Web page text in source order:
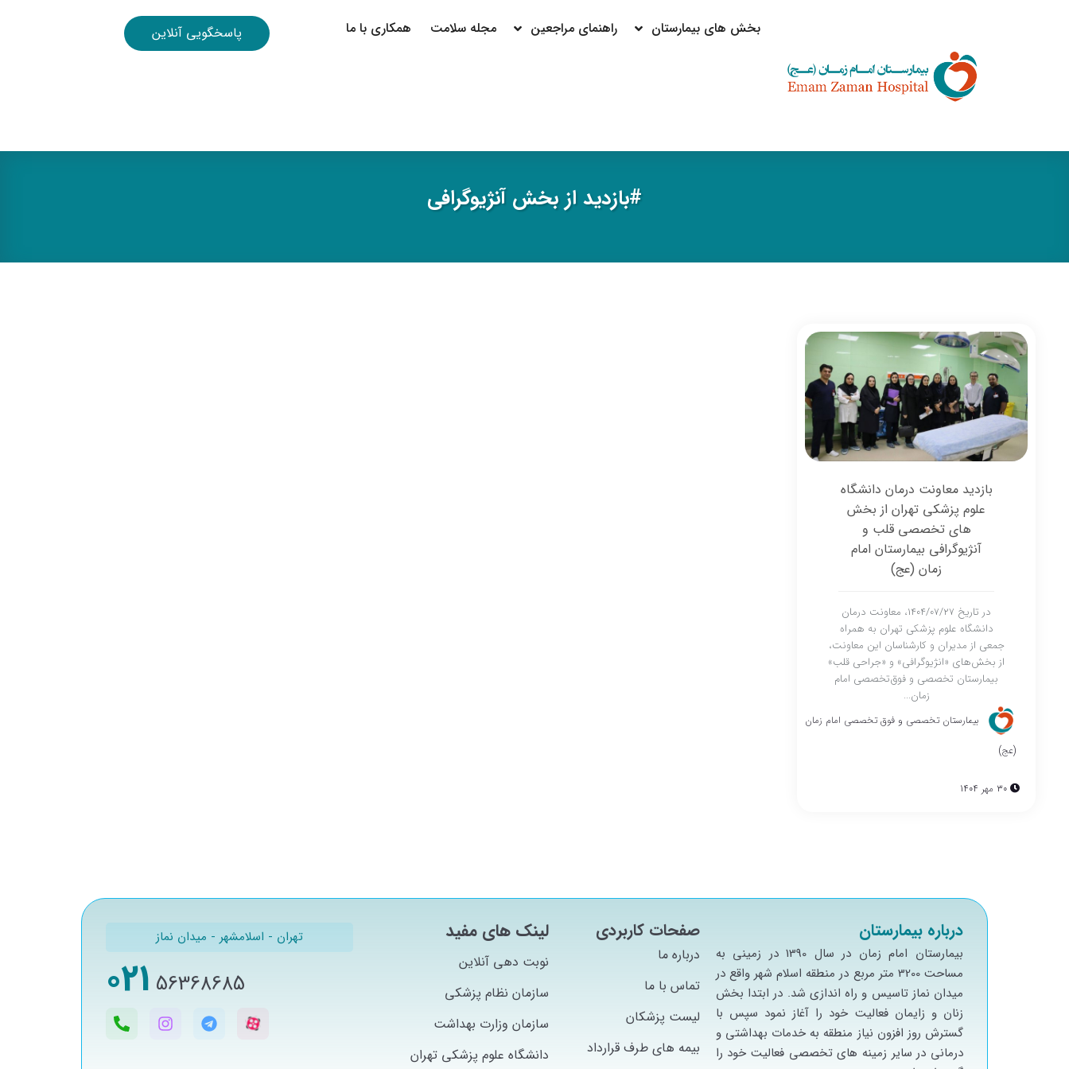
بخش های بیمارستان راهنمای مراجعین مجله سلامت همکاری با ما پاسخگویی آنلاین
#بازدید از بخش آنژیوگرافی
بازدید معاونت درمان دانشگاه
علوم پزشکی تهران از بخش
های تخصصی قلب و
آنژیوگرافی بیمارستان امام
زمان (عج)
در تاریخ ۱۴۰۴/۰۷/۲۷، معاونت درمان
دانشگاه علوم پزشکی تهران به همراه
جمعی از مدیران و کارشناسان این معاونت،
از بخش‌های «انژیوگرافی» و «جراحی قلب»
بیمارستان تخصصی و فوق‌تخصصی امام
زمان...
بیمارستان تخصصی و فوق تخصصی امام زمان
(عج)
درباره بیمارستان
بيمارستان امام زمان در سال 1390 در زميني به
مساحت 3200 متر مربع در منطقه اسلام شهر واقع در
ميدان نماز تاسيس و راه اندازي شد. در ابتدا بخش
زنان و زايمان فعاليت خود را آغاز نمود سپس با
گسترش روز افزون نياز منطقه به خدمات بهداشتي و
درماني در ساير زمينه هاي تخصصي فعاليت خود را
صفحات کاربردی
درباره ما
تماس با ما
لیست پزشکان
بیمه های طرف قرارداد
لینک های مفید
نوبت دهی آنلاین
سازمان نظام پزشکی
سازمان وزارت بهداشت
دانشگاه علوم پزشکی تهران
تهران - اسلامشهر - میدان نماز
56368685
021